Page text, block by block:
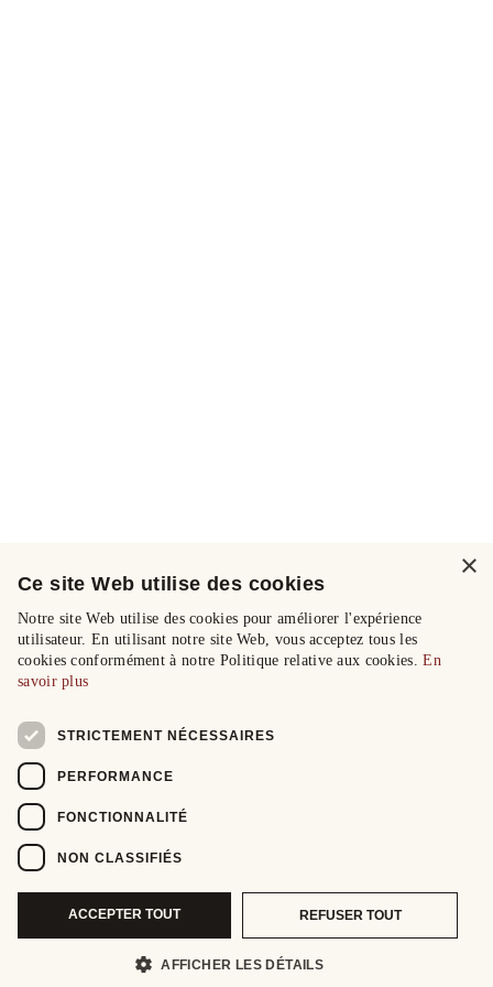
×
Ce site Web utilise des cookies
Notre site Web utilise des cookies pour améliorer l'expérience
utilisateur. En utilisant notre site Web, vous acceptez tous les
cookies conformément à notre Politique relative aux cookies.En
savoir plus
STRICTEMENT NÉCESSAIRES
PERFORMANCE
FONCTIONNALITÉ
NON CLASSIFIÉS
ACCEPTER TOUT REFUSER TOUT
AFFICHER LES DÉTAILS